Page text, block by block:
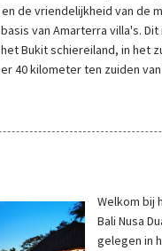
de vriendelijkheid van de
van Amarterra villa's.
Bukit schiereiland, in het
40 kilometer ten zuiden
Welkom bij
Bali Nusa
gelegen in